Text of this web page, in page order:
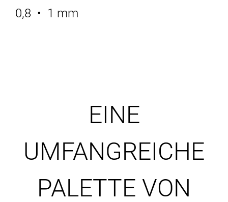
0,8 • 1 mm
EINE
UMFANGREICHE
PALETTE VON